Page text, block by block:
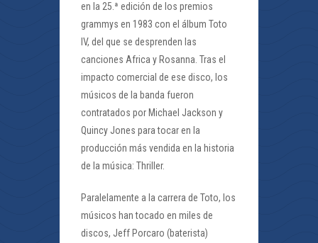
en la 25.ª edición de los premios
grammys en 1983 con el álbum Toto
IV, del que se desprenden las
canciones Africa y Rosanna. Tras el
impacto comercial de ese disco, los
músicos de la banda fueron
contratados por Michael Jackson y
Quincy Jones para tocar en la
producción más vendida en la historia
de la música: Thriller.
Paralelamente a la carrera de Toto, los
músicos han tocado en miles de
discos, Jeff Porcaro (baterista)